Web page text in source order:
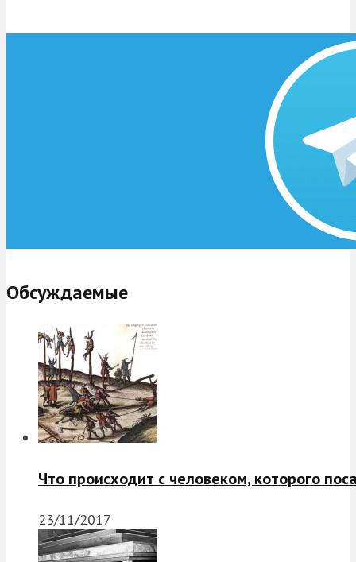
Обсуждаемые
Что происходит с человеком, которого
23/11/2017